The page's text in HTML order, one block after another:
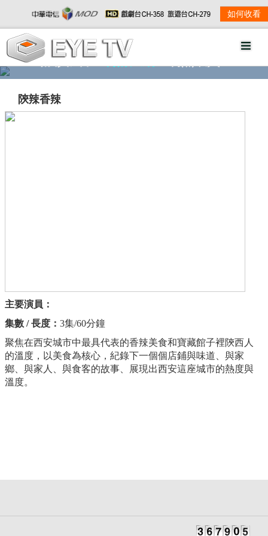
如何收看
精彩影音 劇情大綱
陝辣香辣
主要演員：
集數 / 長度： 3集/60分鐘
聚焦在西安城市中最具代表的香辣美食和寶藏館子裡陝西人
的溫度，以美食為核心，紀錄下一個個店鋪與味道、與家
鄉、與家人、與食客的故事、展現出西安這座城市的熱度與
溫度。